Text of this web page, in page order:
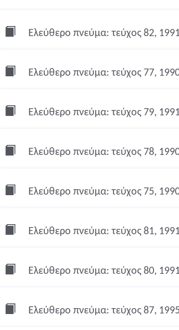
Ελεύθερο πνεύμα: τεύχος 82,
Ελεύθερο πνεύμα: τεύχος 77,
Ελεύθερο πνεύμα: τεύχος 79,
Ελεύθερο πνεύμα: τεύχος 78,
Ελεύθερο πνεύμα: τεύχος 75,
Ελεύθερο πνεύμα: τεύχος 81,
Ελεύθερο πνεύμα: τεύχος 80,
Ελεύθερο πνεύμα: τεύχος 87, 1995